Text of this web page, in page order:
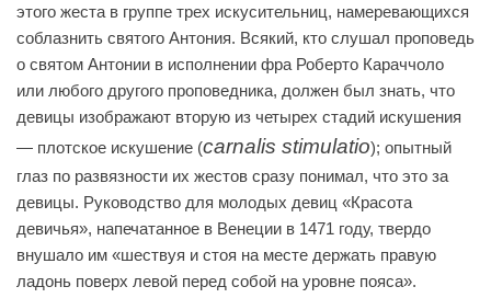
этого жеста в группе трех искусительниц, намеревающихся
соблазнить святого Антония. Всякий, кто слушал проповедь
о святом Антонии в исполнении фра Роберто Караччоло
или любого другого проповедника, должен был знать, что
девицы изображают вторую из четырех стадий искушения
— плотское искушение (carnalis stimulatio); опытный
глаз по развязности их жестов сразу понимал, что это за
девицы. Руководство для молодых девиц «Красота
девичья», напечатанное в Венеции в 1471 году, твердо
внушало им «шествуя и стоя на месте держать правую
ладонь поверх левой перед собой на уровне пояса».